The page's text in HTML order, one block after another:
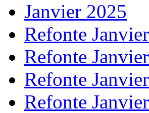
Janvier 2025
Refonte
Refonte
Refonte
Refonte